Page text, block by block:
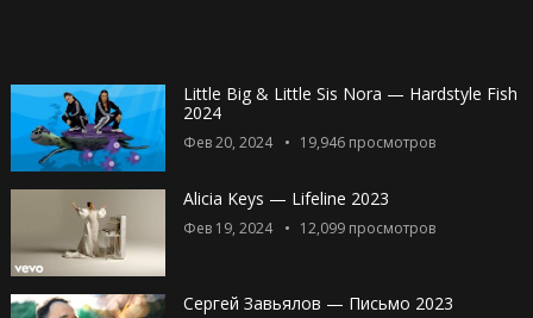
Little Big & Little Sis Nora — Hardstyle Fish
2024
Фев 20, 2024 19,946просмотров
Alicia Keys — Lifeline 2023
Фев 19, 2024 12,099просмотров
Сергей Завьялов — Письмо 2023